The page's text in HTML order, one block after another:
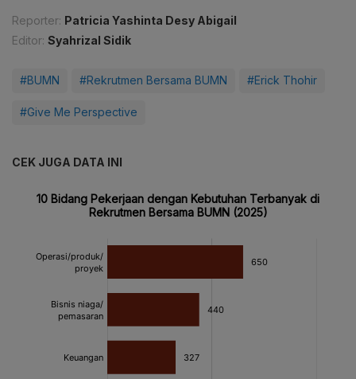
Reporter: Patricia Yashinta Desy Abigail
Editor: Syahrizal Sidik
#BUMN #Rekrutmen Bersama BUMN #Erick Thohir
#Give Me Perspective
CEK JUGA DATA INI